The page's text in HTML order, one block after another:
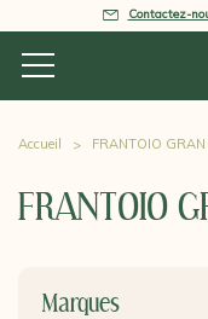
Contactez-
Accueil FRANTOIO GRAN
FRANTOIO
Marques